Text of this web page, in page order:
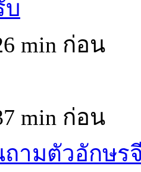
บ
min ก่อน
min ก่อน
ามตัวอักษร